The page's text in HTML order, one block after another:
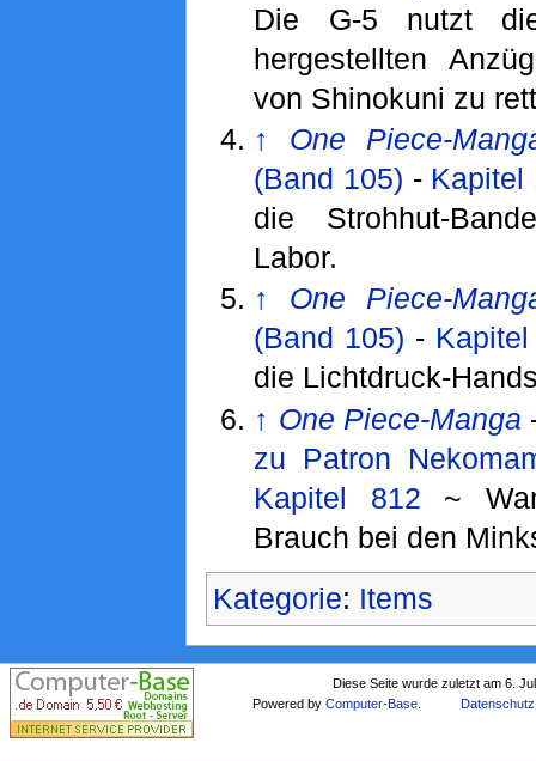
Die G-5 nutzt
hergestellten
von Shinokuni zu
↑
One Piece-
(Band 105) - Kapitel
die Strohhut-
Labor.
↑
One Piece-
(Band 105) -
die Lichtdruck-
↑ One Piece-Manga
zu Patron
Kapitel 812 ~
Brauch bei den
Kategorie: Items
Diese Seite wurde zuletzt am 6.
Powered byComputer-Base Datenschutz